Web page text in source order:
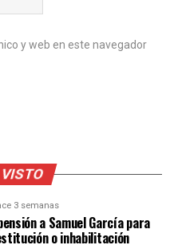
y web en este navegador
3 semanas
a Samuel García para
o inhabilitación